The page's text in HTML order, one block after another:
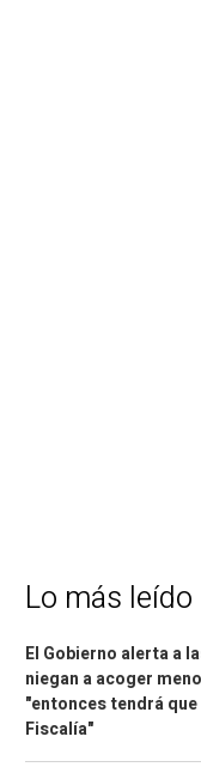
Lo más leído
El Gobierno alerta a
niegan a acoger
"entonces tendrá
Fiscalía"